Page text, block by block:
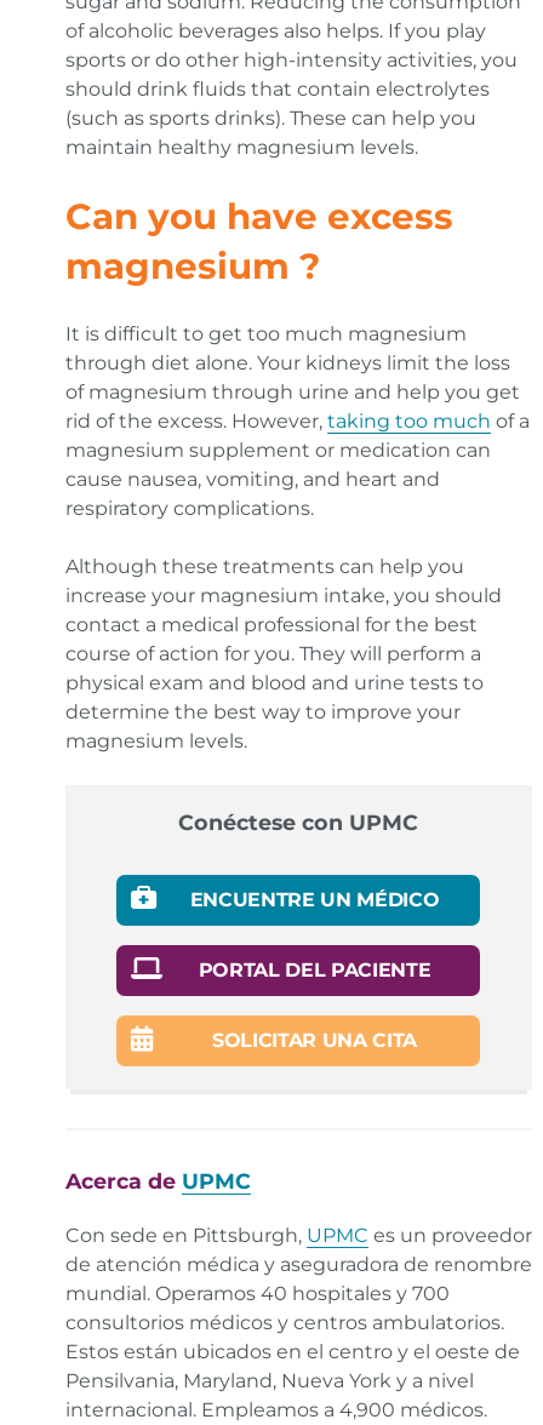
of alcoholic beverages also helps. If you play
sports or do other high-intensity activities, you
should drink fluids that contain electrolytes
(such as sports drinks). These can help you
maintain healthy magnesium levels.
Can you have excess
magnesium ?
It is difficult to get too much magnesium
through diet alone. Your kidneys limit the loss
of magnesium through urine and help you get
rid of the excess. However, taking too much of a
magnesium supplement or medication can
cause nausea, vomiting, and heart and
respiratory complications.
Although these treatments can help you
increase your magnesium intake, you should
contact a medical professional for the best
course of action for you. They will perform a
physical exam and blood and urine tests to
determine the best way to improve your
magnesium levels.
Conéctese con UPMC
ENCUENTRE UN MÉDICO
PORTAL DEL PACIENTE
SOLICITAR UNA CITA
Acerca de UPMC
Con sede en Pittsburgh, UPMC es un proveedor
de atención médica y aseguradora de renombre
mundial. Operamos 40 hospitales y 700
consultorios médicos y centros ambulatorios.
Estos están ubicados en el centro y el oeste de
Pensilvania, Maryland, Nueva York y a nivel
internacional. Empleamos a 4,900 médicos.